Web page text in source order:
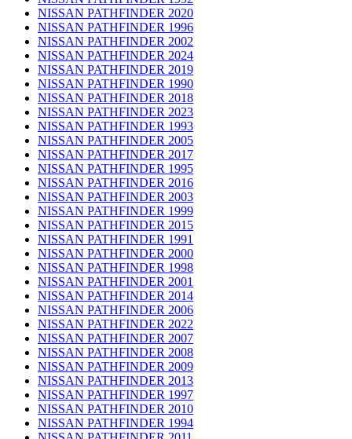
NISSAN PATHFINDER 2020
NISSAN PATHFINDER 1996
NISSAN PATHFINDER 2002
NISSAN PATHFINDER 2024
NISSAN PATHFINDER 2019
NISSAN PATHFINDER 1990
NISSAN PATHFINDER 2018
NISSAN PATHFINDER 2023
NISSAN PATHFINDER 1993
NISSAN PATHFINDER 2005
NISSAN PATHFINDER 2017
NISSAN PATHFINDER 1995
NISSAN PATHFINDER 2016
NISSAN PATHFINDER 2003
NISSAN PATHFINDER 1999
NISSAN PATHFINDER 2015
NISSAN PATHFINDER 1991
NISSAN PATHFINDER 2000
NISSAN PATHFINDER 1998
NISSAN PATHFINDER 2001
NISSAN PATHFINDER 2014
NISSAN PATHFINDER 2006
NISSAN PATHFINDER 2022
NISSAN PATHFINDER 2007
NISSAN PATHFINDER 2008
NISSAN PATHFINDER 2009
NISSAN PATHFINDER 2013
NISSAN PATHFINDER 1997
NISSAN PATHFINDER 2010
NISSAN PATHFINDER 1994